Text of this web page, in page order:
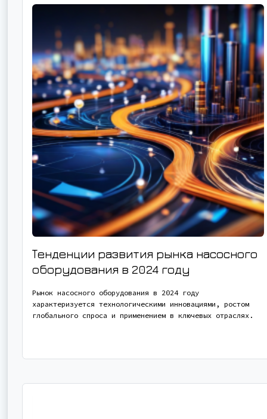
Тенденции развития рынка насосного
оборудования в 2024 году
Рынок насосного оборудования в 2024 году
характеризуется технологическими инновациями, ростом
глобального спроса и применением в ключевых отраслях.